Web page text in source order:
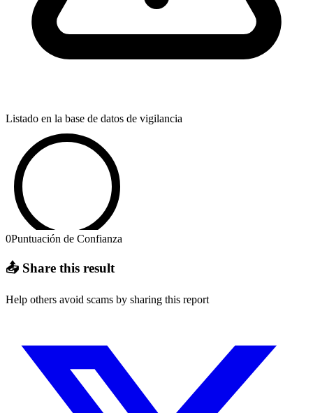
Listado en la base de datos de vigilancia
0Puntuación de Confianza
📤 Share this result
Help others avoid scams by sharing this report